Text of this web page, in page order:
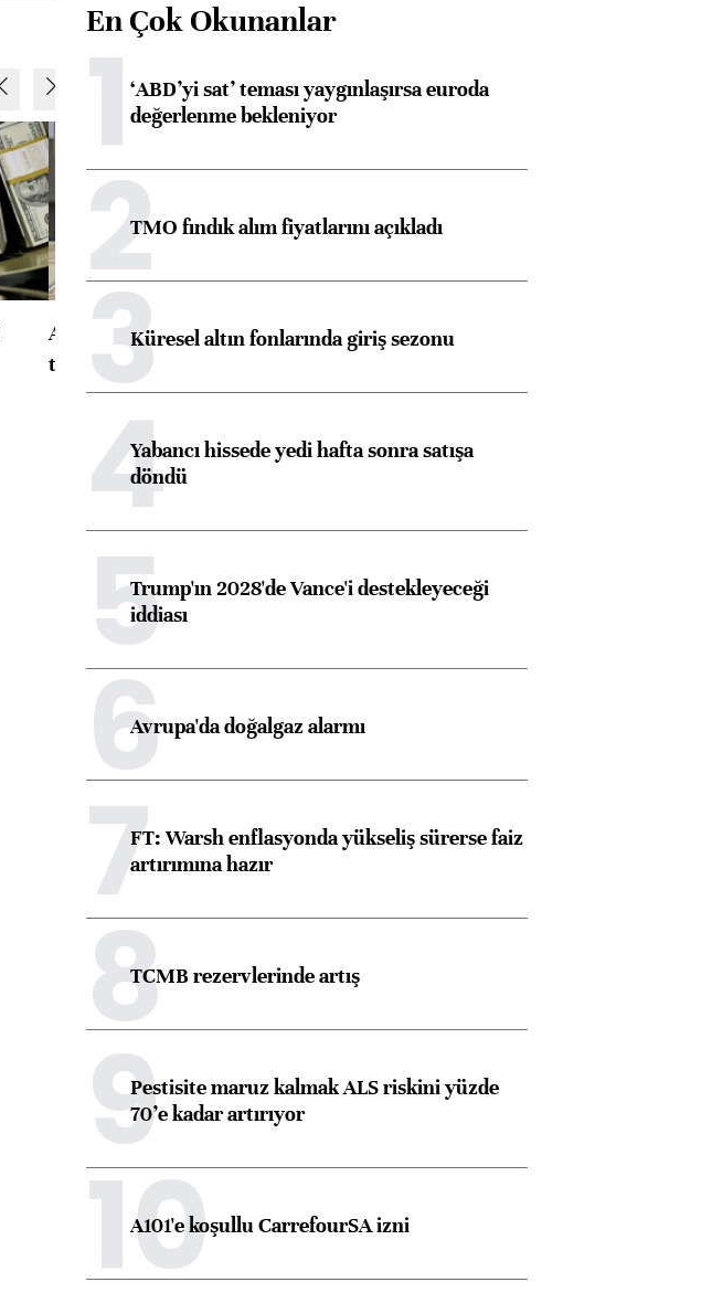
ABD'de konut başlangıçları
toparlandı
görüşmelere hazırlanıyor
En Çok Okunanlar
1‘ABD’yi sat’ teması yaygınlaşırsa euroda
değerlenme bekleniyor
2TMO fındık alım fiyatlarını açıkladı
3Küresel altın fonlarında giriş sezonu
4Yabancı hissede yedi hafta sonra satışa
döndü
5Trump'ın 2028'de Vance'i destekleyeceği
iddiası
6Avrupa'da doğalgaz alarmı
7FT: Warsh enflasyonda yükseliş sürerse faiz
artırımına hazır
8TCMB rezervlerinde artış
9Pestisite maruz kalmak ALS riskini yüzde
70’e kadar artırıyor
10
A101'e koşullu CarrefourSA izni